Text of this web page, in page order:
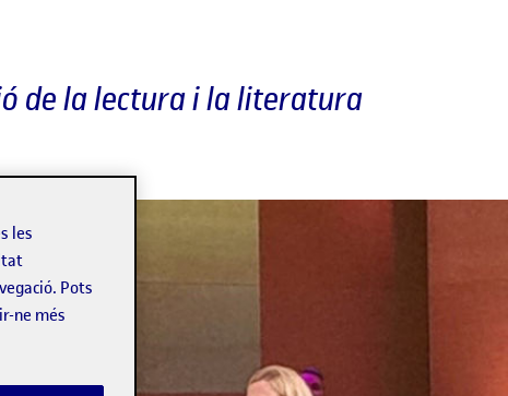
de la lectura i la literatura
les
Pots
ne més